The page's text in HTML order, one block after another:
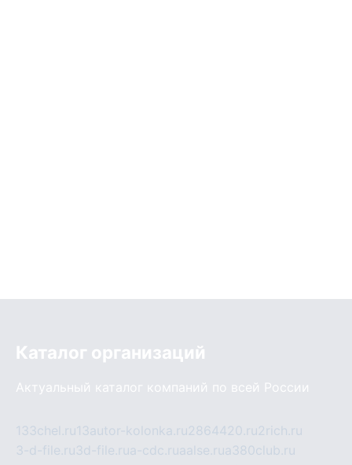
Каталог организаций
Актуальный каталог компаний по всей России
133chel.ru13autor-kolonka.ru2864420.ru2rich.ru
3-d-file.ru3d-file.rua-cdc.ruaalse.rua380club.ru